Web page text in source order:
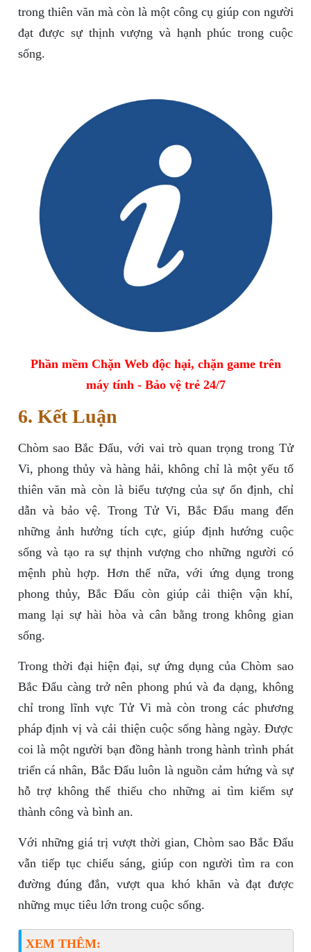
trong thiên văn mà còn là một công cụ giúp con người
đạt được sự thịnh vượng và hạnh phúc trong cuộc
sống.
Phần mềm Chặn Web độc hại, chặn game trên
máy tính - Bảo vệ trẻ 24/7
6. Kết Luận
Chòm sao Bắc Đẩu, với vai trò quan trọng trong Tử
Vi, phong thủy và hàng hải, không chỉ là một yếu tố
thiên văn mà còn là biểu tượng của sự ổn định, chỉ
dẫn và bảo vệ. Trong Tử Vi, Bắc Đẩu mang đến
những ảnh hưởng tích cực, giúp định hướng cuộc
sống và tạo ra sự thịnh vượng cho những người có
mệnh phù hợp. Hơn thế nữa, với ứng dụng trong
phong thủy, Bắc Đẩu còn giúp cải thiện vận khí,
mang lại sự hài hòa và cân bằng trong không gian
sống.
Trong thời đại hiện đại, sự ứng dụng của Chòm sao
Bắc Đẩu càng trở nên phong phú và đa dạng, không
chỉ trong lĩnh vực Tử Vi mà còn trong các phương
pháp định vị và cải thiện cuộc sống hàng ngày. Được
coi là một người bạn đồng hành trong hành trình phát
triển cá nhân, Bắc Đẩu luôn là nguồn cảm hứng và sự
hỗ trợ không thể thiếu cho những ai tìm kiếm sự
thành công và bình an.
Với những giá trị vượt thời gian, Chòm sao Bắc Đẩu
vẫn tiếp tục chiếu sáng, giúp con người tìm ra con
đường đúng đắn, vượt qua khó khăn và đạt được
những mục tiêu lớn trong cuộc sống.
XEM THÊM: